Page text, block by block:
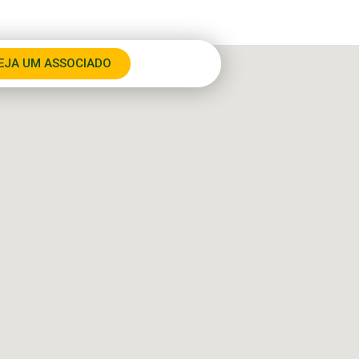
UM ASSOCIADO